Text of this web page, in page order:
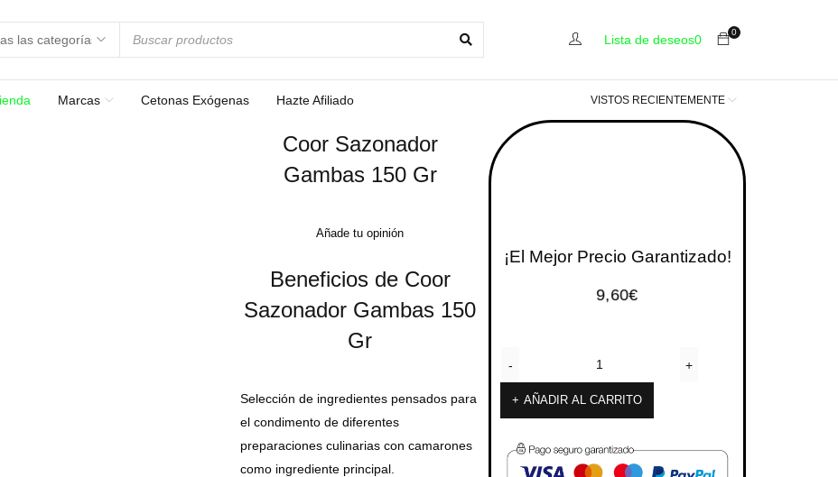
0
Lista de deseos0
Marcas Cetonas Exógenas Hazte Afiliado VISTOS RECIENTEMENTE
Coor Sazonador
Gambas 150 Gr
Añade tu opinión
Beneficios de Coor
Sazonador Gambas 150
Gr
Selección de ingredientes pensados ​​para
el condimento de diferentes
preparaciones culinarias con camarones
como ingrediente principal.
¡El Mejor Precio Garantizado!
9,60€
AÑADIR AL CARRITO